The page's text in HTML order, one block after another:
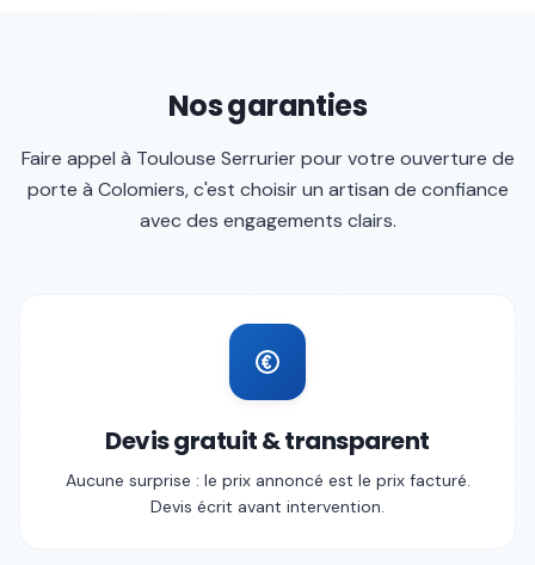
Nos garanties
Faire appel à Toulouse Serrurierpour votre ouverture de
porte à Colomiers, c'est choisir un artisan de confiance
avec des engagements clairs.
Devis gratuit & transparent
Aucune surprise : le prix annoncé est le prix facturé.
Devis écrit avant intervention.